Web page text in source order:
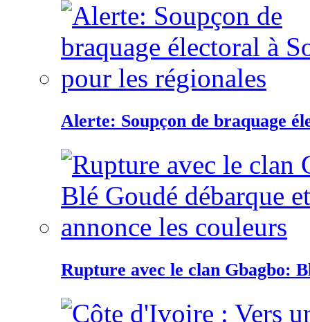
Alerte: Soupçon de braquage
Rupture avec le clan Gbagbo: